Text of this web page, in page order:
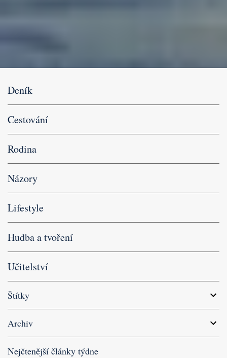
Deník
Cestování
Rodina
Názory
Lifestyle
Hudba a tvoření
Učitelství
Štítky
Archiv
Nejčtenější články týdne